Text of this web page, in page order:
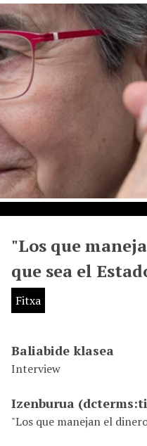
"Los que
que sea el
Fitxa
Baliabide klasea
Interview
Izenburua
"Los que manejan el